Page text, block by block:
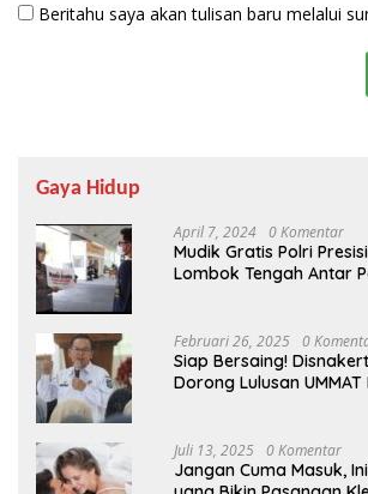
Beritahu saya akan tulisan baru melalui
Gaya Hidup
April 7, 2024 0 Komentar
Mudik Gratis Polri
Lombok Tengah Antar
Februari 26, 2025 0
Siap Bersaing!
Dorong Lulusan
Juli 13, 2025 0 Komentar
Jangan Cuma Masuk,